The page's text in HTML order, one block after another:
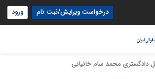
درخواست ویرایش/ثبت نام ورود
دادگستری محمد سام خانیانی